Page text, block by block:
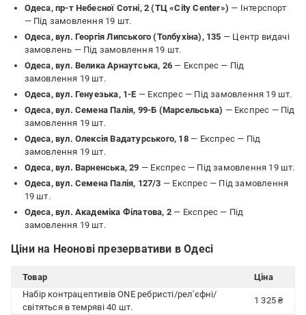
Одеса, пр-т Небесної Сотні, 2 (ТЦ «City Center») — Інтерспорт
— Під замовлення 19 шт.
Одеса, вул. Георгія Липського (Толбухіна), 135 — Центр видачі
замовлень — Під замовлення 19 шт.
Одеса, вул. Велика Арнаутська, 26 — Експрес — Під
замовлення 19 шт.
Одеса, вул. Генуезька, 1-Е — Експрес — Під замовлення 19 шт.
Одеса, вул. Семена Палія, 99-Б (Марсельська) — Експрес — Під
замовлення 19 шт.
Одеса, вул. Олексія Вадатурського, 18— Експрес — Під
замовлення 19 шт.
Одеса, вул. Варненська, 29 — Експрес — Під замовлення 19 шт.
Одеса, вул. Семена Палія, 127/3 — Експрес — Під замовлення
19 шт.
Одеса, вул. Академіка Філатова, 2 — Експрес — Під
замовлення 19 шт.
Ціни на Неонові презервативи в Одесі
Товар
Ціна
Набір контрацептивів ONE ребристі/рел'єфні/
світяться в темряві 40 шт.
1 325 ₴